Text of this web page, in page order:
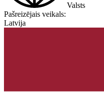
Valsts
Pašreizējais veikals:
Latvija